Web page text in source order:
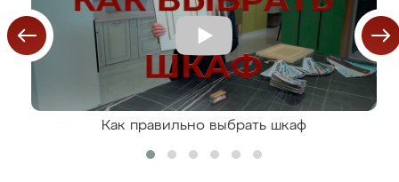
Как правильно выбрать шкаф